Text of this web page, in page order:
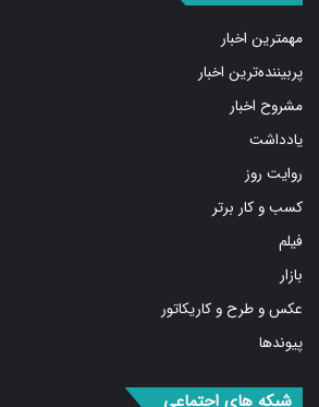
مهمترین اخبار
پربیننده‌ترین اخبار
مشروح اخبار
یادداشت
روایت روز
کسب و کار برتر
فیلم
بازار
عکس و طرح و کاریکاتور
پیوندها